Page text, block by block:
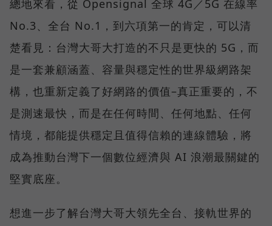
總地來看，從 Opensignal 全球 4G／5G 在線率
No.3、全台 No.1，到六項第一的肯定，可以清
楚看見：台灣大哥大打造的不只是更快的 5G，而
是一套兼顧涵蓋、容量與穩定性的世界級網路架
構，也重新定義了好網路的價值–真正重要的，不
是測速最快，而是在任何時間、任何地點、任何
情境，都能提供穩定且值得信賴的連線體驗，將
成為推動台灣下一個數位經濟與 AI 浪潮最關鍵的
堅實底座。
想進一步了解台灣大哥大領先全台、接軌世界的